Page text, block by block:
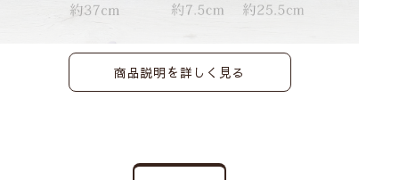
商品説明を詳しく見る